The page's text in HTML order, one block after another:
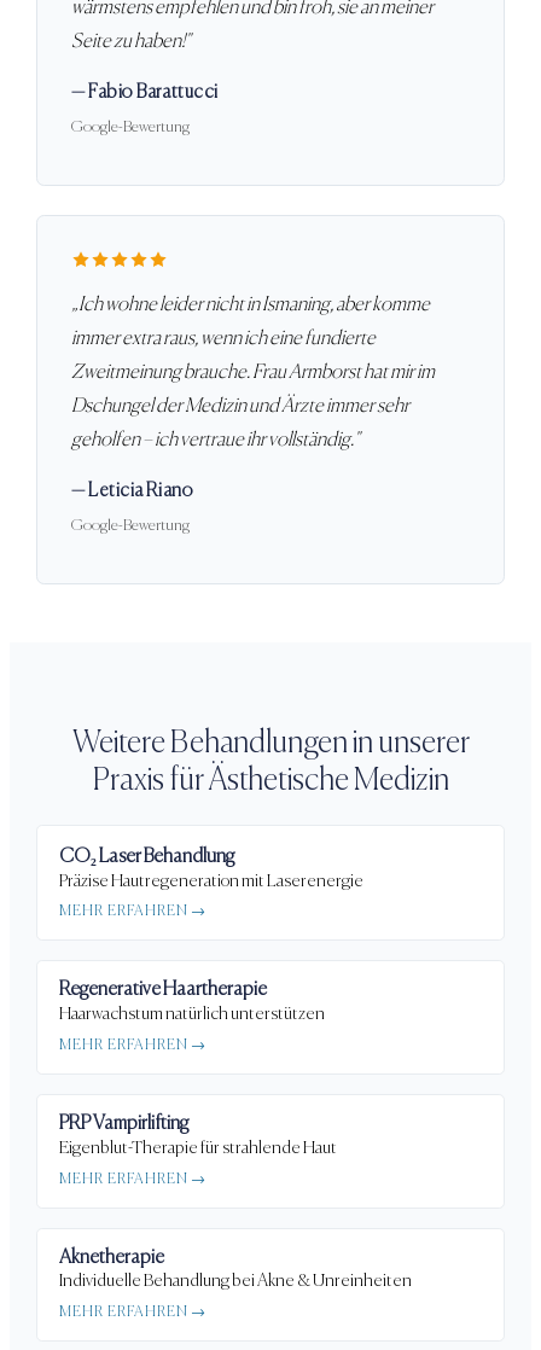
wärmstens empfehlen und bin froh, sie an meiner
Seite zu haben!"
— Fabio Barattucci
Google-Bewertung
„Ich wohne leider nicht in Ismaning, aber komme
immer extra raus, wenn ich eine fundierte
Zweitmeinung brauche. Frau Armborst hat mir im
Dschungel der Medizin und Ärzte immer sehr
geholfen – ich vertraue ihr vollständig."
— Leticia Riano
Google-Bewertung
Weitere Behandlungen in unserer
Praxis für Ästhetische Medizin
CO₂ Laser Behandlung
Präzise Hautregeneration mit Laserenergie
MEHR ERFAHREN →
Regenerative Haartherapie
Haarwachstum natürlich unterstützen
MEHR ERFAHREN →
PRP Vampirlifting
Eigenblut-Therapie für strahlende Haut
MEHR ERFAHREN →
Aknetherapie
Individuelle Behandlung bei Akne & Unreinheiten
MEHR ERFAHREN →